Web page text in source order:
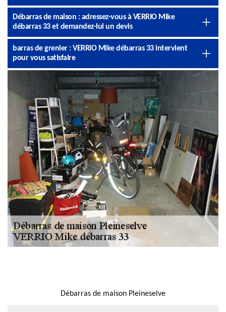
Débarras de maison : adressez-vous à VERRIO Mike
débarras 33 et demandez-lui un devis
barras de grenier : VERRIO Mike débarras 33 intervient
pour vous satisfaire
Débarras de maison Pleineselve